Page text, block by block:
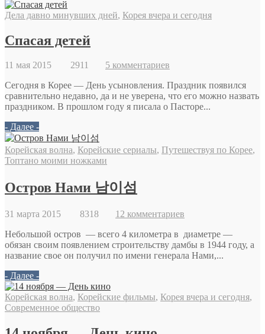
Дела давно минувших дней, Корея вчера и сегодня
Спасая детей
11 мая 2015 2911 5 комментариев
Сегодня в Корее — День усыновления. Праздник появился
сравнительно недавно, да и не уверена, что его можно назвать
праздником. В прошлом году я писала о Пасторе...
- Далее -
Корейская волна, Корейские сериалы, Путешествуя по Корее,
Топтано моими ножками
Остров Нами 남이섬
31 марта 2015 8318 12 комментариев
Небольшой остров — всего 4 километра в диаметре —
обязан своим появлением строительству дамбы в 1944 году, а
название свое он получил по имени генерала Нами,...
- Далее -
Корейская волна, Корейские фильмы, Корея вчера и сегодня,
Современное общество